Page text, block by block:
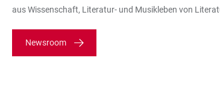
aus Wissenschaft, Literatur- und Musikleben von
Newsroom